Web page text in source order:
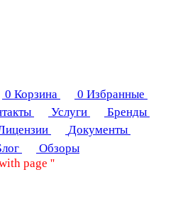
0 Корзина 0 Избранные
Услуги
Бренды
Документы
Обзоры
page ''